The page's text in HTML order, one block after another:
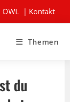
| Kontakt
Themen
du